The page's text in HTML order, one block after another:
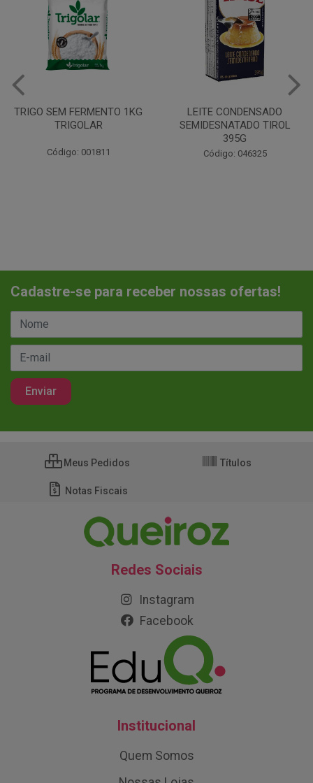
LEITE CONDENSADO
SEMIDESNATADO TIROL
Código: 046325
CHANTILINHO EM PO 400G
MIX
Código: 037442
Cadastre-se para receber nossas ofertas!
Meus Pedidos Títulos
Notas Fiscais
Redes Sociais
Instagram
Facebook
Institucional
Quem Somos